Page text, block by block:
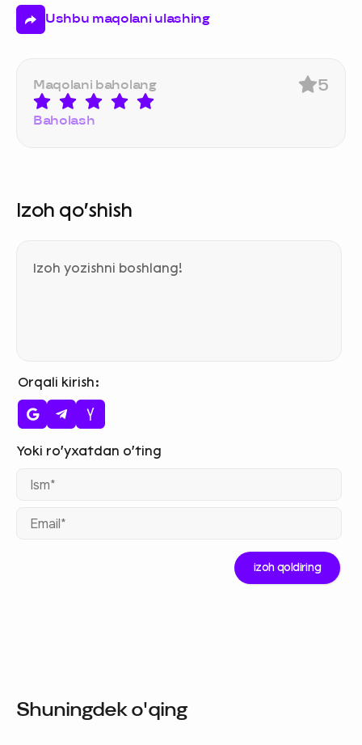
Ushbu maqolani ulashing
Maqolani baholang
Baholash
5
Izoh qo‘shish
Orqali kirish
Shuningdek o'qing